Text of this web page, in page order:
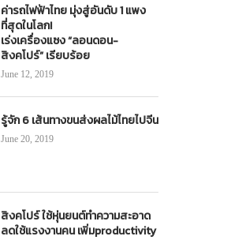
ค่ารถไฟฟ้าไทย มุ่งสู่อันดับ 1 แพง
ที่สุดในโลก!
เร่งเครื่องแซง “ลอนดอน-
สิงคโปร์” เรียบร้อย
June 12, 2019
รู้จัก 6 เส้นทางขนส่งผลไม้ไทยไปจีน
June 20, 2019
สิงคโปร์ ใช้หุ่นยนต์ทำความสะอาด
ลดใช้แรงงานคน เพิ่มproductivity